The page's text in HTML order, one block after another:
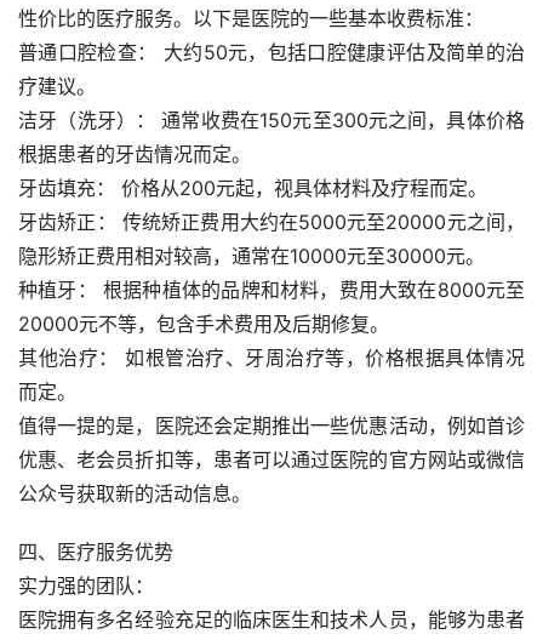
性价比的医疗服务。以下是医院的一些基本收费标准：
普通口腔检查： 大约50元，包括口腔健康评估及简单的治
疗建议。
洁牙（洗牙）： 通常收费在150元至300元之间，具体价格
根据患者的牙齿情况而定。
牙齿填充： 价格从200元起，视具体材料及疗程而定。
牙齿矫正： 传统矫正费用大约在5000元至20000元之间，
隐形矫正费用相对较高，通常在10000元至30000元。
种植牙： 根据种植体的品牌和材料，费用大致在8000元至
20000元不等，包含手术费用及后期修复。
其他治疗： 如根管治疗、牙周治疗等，价格根据具体情况
而定。
值得一提的是，医院还会定期推出一些优惠活动，例如首诊
优惠、老会员折扣等，患者可以通过医院的官方网站或微信
公众号获取新的活动信息。
四、医疗服务优势
实力强的团队：
医院拥有多名经验充足的临床医生和技术人员，能够为患者